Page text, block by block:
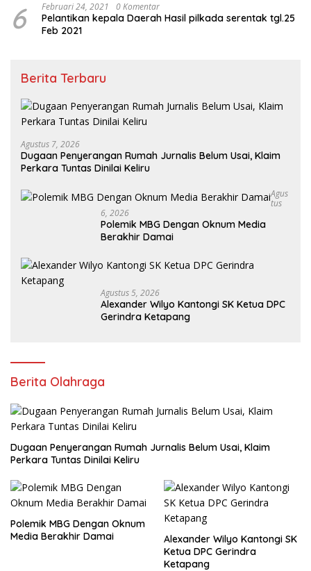
6 Februari 24, 2021 0 Komentar
Pelantikan kepala Daerah Hasil pilkada serentak tgl.25
Feb 2021
Berita Terbaru
Agustus 7, 2026
Dugaan Penyerangan Rumah Jurnalis Belum Usai, Klaim
Perkara Tuntas Dinilai Keliru
Agus
Tus
6, 2026
Polemik MBG Dengan Oknum Media
Berakhir Damai
Agustus 5, 2026
Alexander Wilyo Kantongi SK Ketua DPC
Gerindra Ketapang
Berita Olahraga
Dugaan Penyerangan Rumah Jurnalis Belum Usai, Klaim
Perkara Tuntas Dinilai Keliru
Polemik MBG Dengan Oknum
Media Berakhir Damai
Alexander Wilyo Kantongi SK
Ketua DPC Gerindra
Ketapang